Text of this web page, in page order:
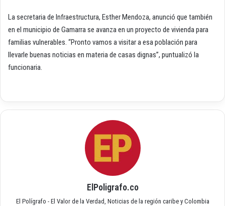
La secretaria de Infraestructura, Esther Mendoza, anunció que también
en el municipio de Gamarra se avanza en un proyecto de vivienda para
familias vulnerables. “Pronto vamos a visitar a esa población para
llevarle buenas noticias en materia de casas dignas”, puntualizó la
funcionaria.
ElPoligrafo.co
El Polígrafo - El Valor de la Verdad, Noticias de la región caribe y Colombia